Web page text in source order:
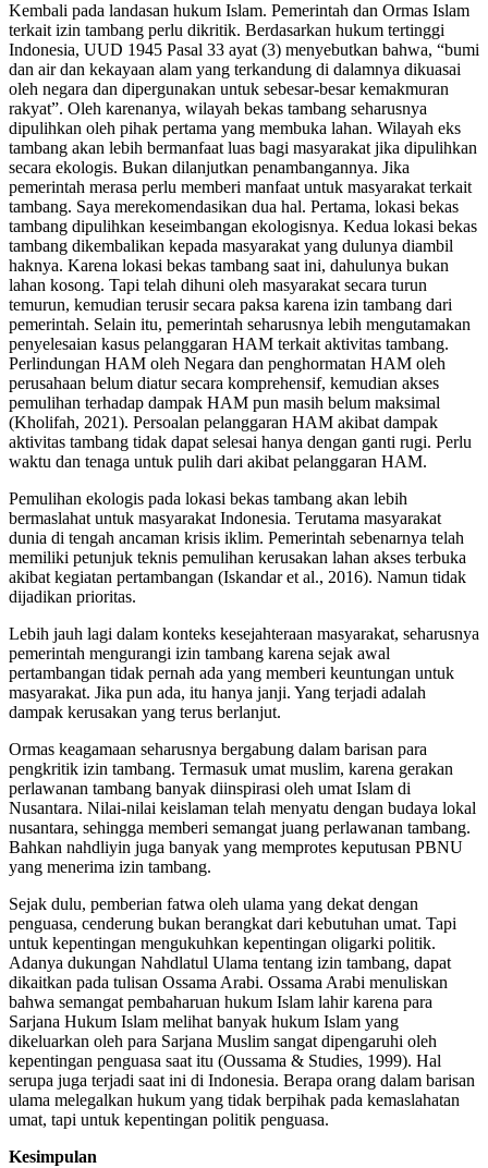
Kembali pada landasan hukum Islam. Pemerintah dan Ormas Islam
terkait izin tambang perlu dikritik. Berdasarkan hukum tertinggi
Indonesia, UUD 1945 Pasal 33 ayat (3) menyebutkan bahwa, “bumi
dan air dan kekayaan alam yang terkandung di dalamnya dikuasai
oleh negara dan dipergunakan untuk sebesar-besar kemakmuran
rakyat”. Oleh karenanya, wilayah bekas tambang seharusnya
dipulihkan oleh pihak pertama yang membuka lahan. Wilayah eks
tambang akan lebih bermanfaat luas bagi masyarakat jika dipulihkan
secara ekologis. Bukan dilanjutkan penambangannya. Jika
pemerintah merasa perlu memberi manfaat untuk masyarakat terkait
tambang. Saya merekomendasikan dua hal. Pertama, lokasi bekas
tambang dipulihkan keseimbangan ekologisnya. Kedua lokasi bekas
tambang dikembalikan kepada masyarakat yang dulunya diambil
haknya. Karena lokasi bekas tambang saat ini, dahulunya bukan
lahan kosong. Tapi telah dihuni oleh masyarakat secara turun
temurun, kemudian terusir secara paksa karena izin tambang dari
pemerintah. Selain itu, pemerintah seharusnya lebih mengutamakan
penyelesaian kasus pelanggaran HAM terkait aktivitas tambang.
Perlindungan HAM oleh Negara dan penghormatan HAM oleh
perusahaan belum diatur secara komprehensif, kemudian akses
pemulihan terhadap dampak HAM pun masih belum maksimal
(Kholifah, 2021). Persoalan pelanggaran HAM akibat dampak
aktivitas tambang tidak dapat selesai hanya dengan ganti rugi. Perlu
waktu dan tenaga untuk pulih dari akibat pelanggaran HAM.
Pemulihan ekologis pada lokasi bekas tambang akan lebih
bermaslahat untuk masyarakat Indonesia. Terutama masyarakat
dunia di tengah ancaman krisis iklim. Pemerintah sebenarnya telah
memiliki petunjuk teknis pemulihan kerusakan lahan akses terbuka
akibat kegiatan pertambangan (Iskandar et al., 2016). Namun tidak
dijadikan prioritas.
Lebih jauh lagi dalam konteks kesejahteraan masyarakat, seharusnya
pemerintah mengurangi izin tambang karena sejak awal
pertambangan tidak pernah ada yang memberi keuntungan untuk
masyarakat. Jika pun ada, itu hanya janji. Yang terjadi adalah
dampak kerusakan yang terus berlanjut.
Ormas keagamaan seharusnya bergabung dalam barisan para
pengkritik izin tambang. Termasuk umat muslim, karena gerakan
perlawanan tambang banyak diinspirasi oleh umat Islam di
Nusantara. Nilai-nilai keislaman telah menyatu dengan budaya lokal
nusantara, sehingga memberi semangat juang perlawanan tambang.
Bahkan nahdliyin juga banyak yang memprotes keputusan PBNU
yang menerima izin tambang.
Sejak dulu, pemberian fatwa oleh ulama yang dekat dengan
penguasa, cenderung bukan berangkat dari kebutuhan umat. Tapi
untuk kepentingan mengukuhkan kepentingan oligarki politik.
Adanya dukungan Nahdlatul Ulama tentang izin tambang, dapat
dikaitkan pada tulisan Ossama Arabi. Ossama Arabi menuliskan
bahwa semangat pembaharuan hukum Islam lahir karena para
Sarjana Hukum Islam melihat banyak hukum Islam yang
dikeluarkan oleh para Sarjana Muslim sangat dipengaruhi oleh
kepentingan penguasa saat itu (Oussama & Studies, 1999). Hal
serupa juga terjadi saat ini di Indonesia. Berapa orang dalam barisan
ulama melegalkan hukum yang tidak berpihak pada kemaslahatan
umat, tapi untuk kepentingan politik penguasa.
Kesimpulan